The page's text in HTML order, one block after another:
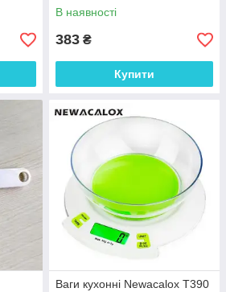
В наявності
383 ₴
Купити
Ваги кухонні Newacalox T390